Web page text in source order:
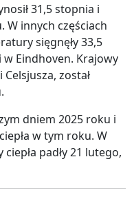
31,5 stopnia i
W innych częściach
sięgnęły 33,5
Eindhoven. Krajowy
został
dniem 2025 roku i
w tym roku. W
padły 21 lutego,